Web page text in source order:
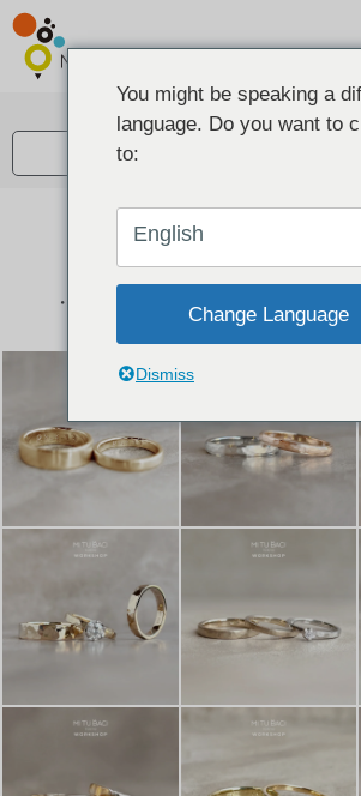
結婚指輪とペアリングのデ
下記コースで手作りされた作品を
手作り結婚指輪コース
手作
You might be speaking a
language. Do you want to
to:
English
Change Language
Dismiss